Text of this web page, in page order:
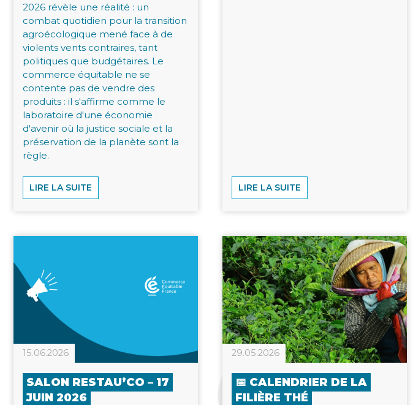
2026 révèle une réalité : un
combat quotidien pour la transition
agroécologique mené face à de
violents vents contraires, tant
politiques que budgétaires. Le
commerce équitable ne se
contente pas de vendre des
produits : il s'affirme comme le
laboratoire d'une économie
d'avenir où la justice sociale et la
préservation de la planète sont la
règle.
LIRE LA SUITE LIRE LA SUITE
15.06.2026
SALON RESTAU’CO – 17
JUIN 2026
29.05.2026
📅 CALENDRIER DE LA
FILIÈRE THÉ